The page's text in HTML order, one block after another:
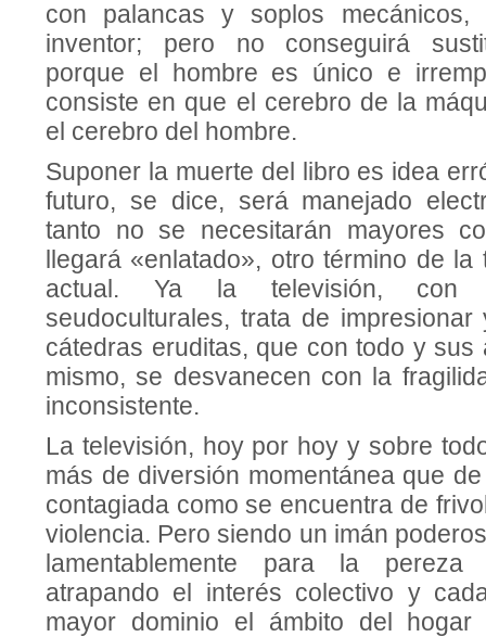
con palan­cas y soplos mecánicos,
inventor; pero no conseguirá
porque el hombre es único e
consiste en que el cerebro de la
el ce­rebro del hombre.
Suponer la muerte del libro es idea
futuro, se dice, será manejado
tanto no se necesitarán mayores
llegará «enlatado», otro término de
actual. Ya la televisión, con
seudoculturales, trata de
cátedras eruditas, que con todo y sus
mismo, se desvanecen con la
inconsistente.
La te­levisión, hoy por hoy y sobre
más de diversión momentánea que
contagiada como se encuentra de
violencia. Pero siendo un imán
lamentablemente para la
atrapando el interés colectivo y
mayor dominio el ámbito del